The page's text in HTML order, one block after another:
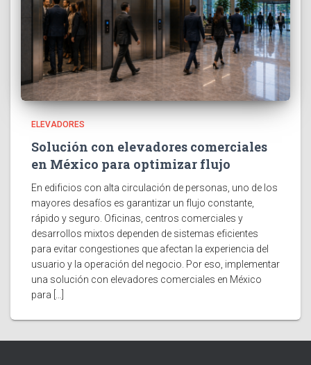
ELEVADORES
Solución con elevadores comerciales
en México para optimizar flujo
En edificios con alta circulación de personas, uno de los
mayores desafíos es garantizar un flujo constante,
rápido y seguro. Oficinas, centros comerciales y
desarrollos mixtos dependen de sistemas eficientes
para evitar congestiones que afectan la experiencia del
usuario y la operación del negocio. Por eso, implementar
una solución con elevadores comerciales en México
para […]